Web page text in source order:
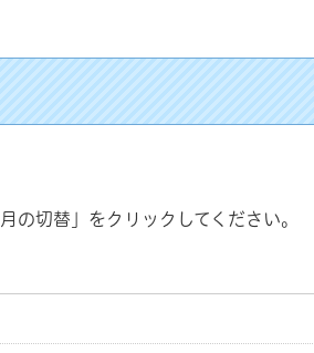
の切替」をクリックしてください。